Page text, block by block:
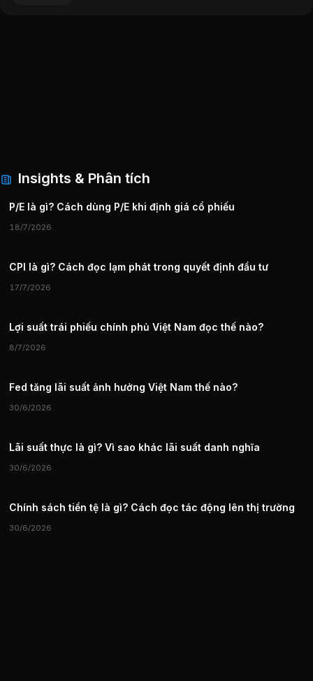
Insights & Phân tích
P/E là gì? Cách dùng P/E khi định giá cổ phiếu
18/7/2026
CPI là gì? Cách đọc lạm phát trong quyết định đầu tư
17/7/2026
Lợi suất trái phiếu chính phủ Việt Nam đọc thế nào?
8/7/2026
Fed tăng lãi suất ảnh hưởng Việt Nam thế nào?
30/6/2026
Lãi suất thực là gì? Vì sao khác lãi suất danh nghĩa
30/6/2026
Chính sách tiền tệ là gì? Cách đọc tác động lên thị trường
30/6/2026